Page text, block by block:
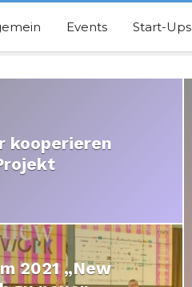
Events Start-Ups
kooperieren
2021 „New